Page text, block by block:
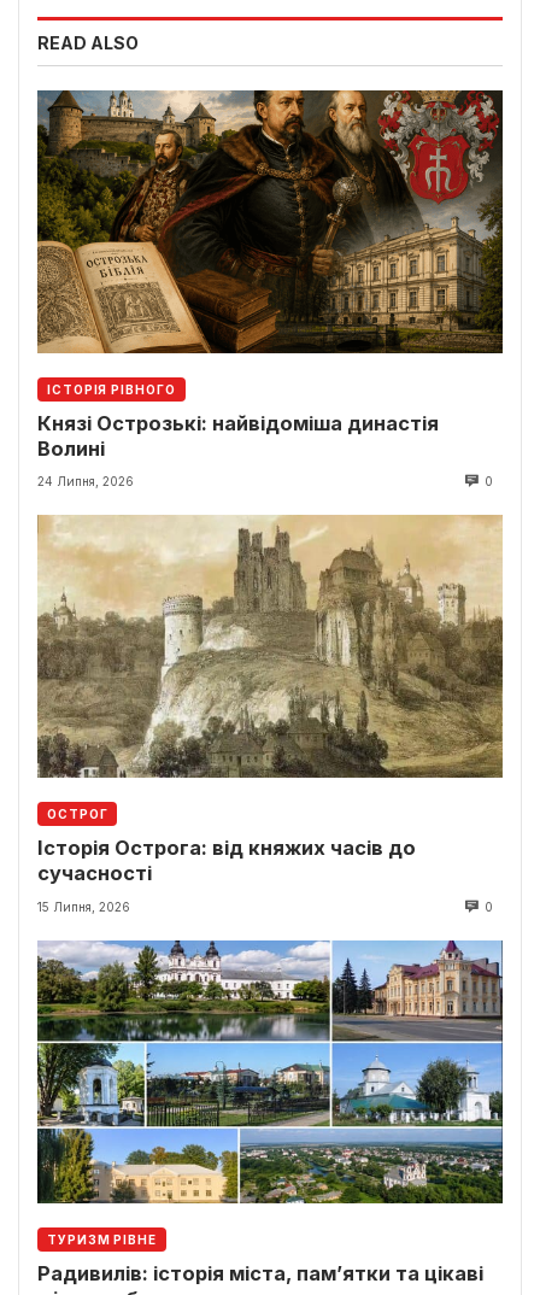
READ ALSO
ІСТОРІЯ РІВНОГО
Князі Острозькі: найвідоміша династія
Волині
24 Липня, 2026 0
ОСТРОГ
Історія Острога: від княжих часів до
сучасності
15 Липня, 2026 0
ТУРИЗМ РІВНЕ
Радивилів: історія міста, пам’ятки та цікаві